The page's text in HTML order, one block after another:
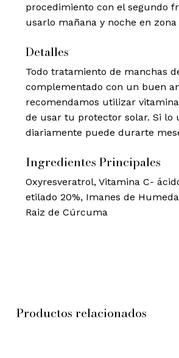
procedimiento con el segundo
usarlo mañana y noche en
Detalles
Todo tratamiento de manchas
complementado con un buen
recomendamos utilizar
de usar tu protector solar. Si lo
diariamente puede durarte
Ingredientes Principales
Oxyresveratrol, Vitamina C-
etilado 20%, Imanes de
Raiz de Cúrcuma
Productos relacionados